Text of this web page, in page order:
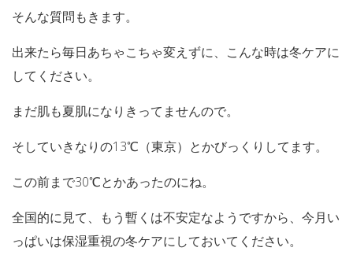
そんな質問もきます。
出来たら毎日あちゃこちゃ変えずに、こんな時は冬ケアに
してください。
まだ肌も夏肌になりきってませんので。
そしていきなりの13℃（東京）とかびっくりしてます。
この前まで30℃とかあったのにね。
全国的に見て、もう暫くは不安定なようですから、今月い
っぱいは保湿重視の冬ケアにしておいてください。